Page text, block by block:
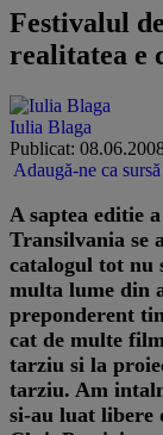
Festivalul
realitatea e
Iulia Blaga
Publicat:
Adaugă-ne ca
A saptea editie
Transilvania se
catalogul tot nu
multa lume din
preponderent
cat de multe
tarziu si la
tarziu. Am
si-au luat libere